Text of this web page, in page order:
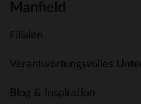
Manfield
Filialen
Verantwortungsvolles
Blog & Inspiration